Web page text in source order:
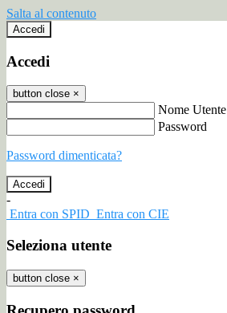
Salta al contenuto
Accedi
Accedi
button close ×
Nome Utente
Password
Password dimenticata?
-
Entra con SPID Entra con CIE
Seleziona utente
button close ×